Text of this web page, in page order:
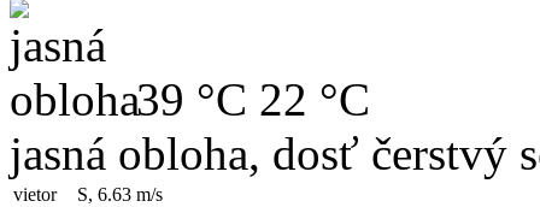
39 °C 22 °C
jasná obloha, dosť čerstvý
vietor S, 6.63 m/s